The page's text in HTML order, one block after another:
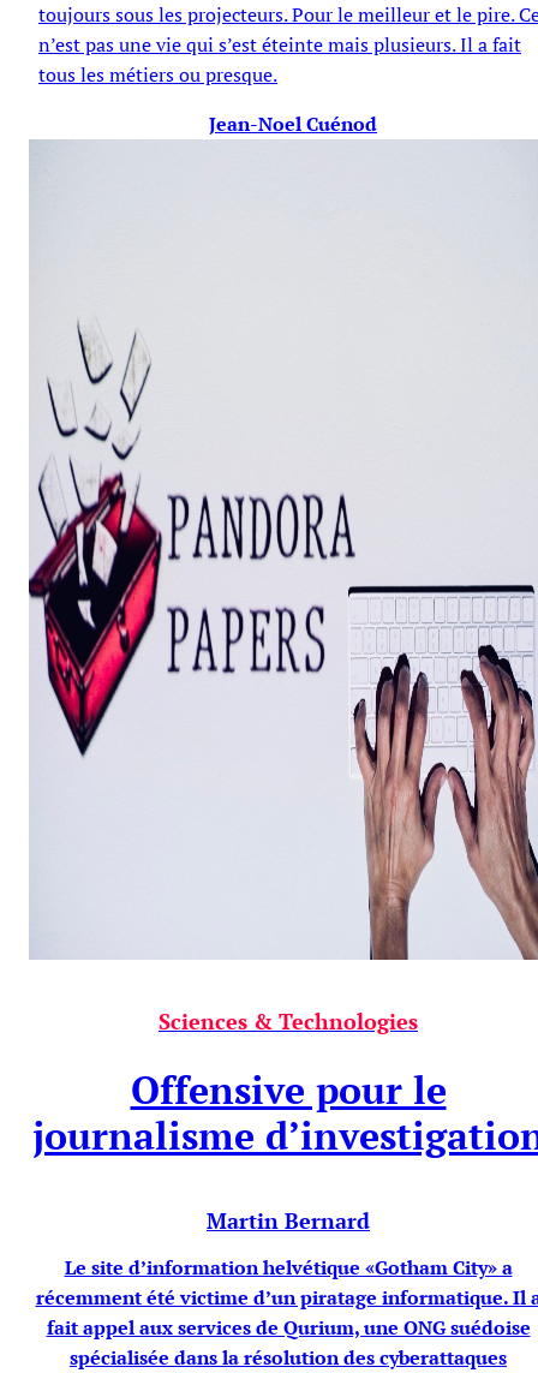
toujours sous les projecteurs. Pour le meilleur et le pire.
n’est pas une vie qui s’est éteinte mais plusieurs. Il a fait
tous les métiers ou presque.
Jean-Noel Cuénod
Sciences & Technologies
Offensive pour le
journalisme
Martin Bernard
Le site d’information helvétique «Gotham City» a
récemment été victime d’un piratage informatique. Il
fait appel aux services de Qurium, une ONG suédoise
spécialisée dans la résolution des cyberattaques